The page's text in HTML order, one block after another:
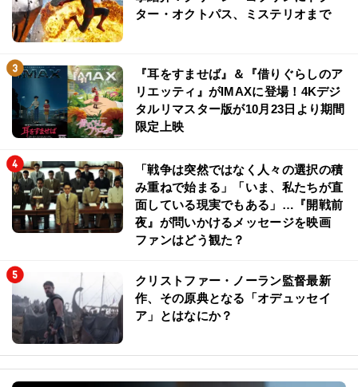
ター・オクトパス、ミステリオまで
『耳をすませば』＆『借りぐらしのア
リエッティ』がIMAXに登場！4Kデジ
タルリマスター版が10月23日より期間
限定上映
「戦争は突然ではなく人々の選択の積
み重ねで始まる」「いま、私たちが直
面している現実でもある」…『開戦前
夜』が問いかけるメッセージを映画
ファンはどう観た？
クリストファー・ノーラン監督最新
作、その原典となる「オデュッセイ
ア」とはなにか？